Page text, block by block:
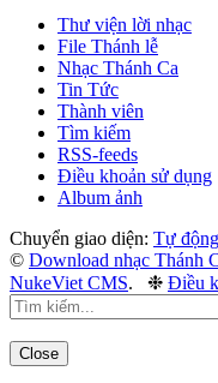
Thư viện lời nhạc
File Thánh lễ
Nhạc Thánh Ca
Tin Tức
Thành viên
Tìm kiếm
RSS-feeds
Điều khoản sử dụng
Album ảnh
Chuyển giao diện: Tự động
© Download nhạc Thánh
NukeViet CMS. ❉ Điều
Close